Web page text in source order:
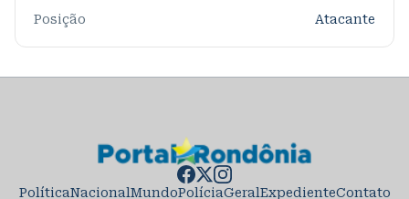
Posição
Atacante
PolíticaNacionalMundoPolíciaGeralExpedienteContato